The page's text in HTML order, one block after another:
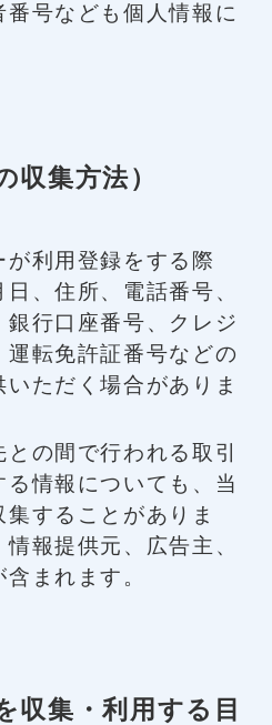
番号なども個人情報に
収集方法）
が利用登録をする際
、住所、電話番号、
銀行口座番号、クレジ
運転免許証番号などの
ただく場合がありま
の間で行われる取引
情報についても、当
することがありま
報提供元、広告主、
まれます。
収集・利用する目